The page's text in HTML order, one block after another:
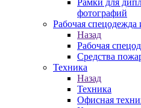
Рамки для
фотографий
Рабочая
Назад
Рабочая
Средства
Техника
Назад
Техника
Офисная